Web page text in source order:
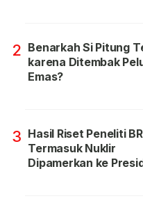
2 Benarkah Si Pitung
karena Ditembak
Emas?
3 Hasil Riset Peneliti
Termasuk Nuklir
Dipamerkan ke